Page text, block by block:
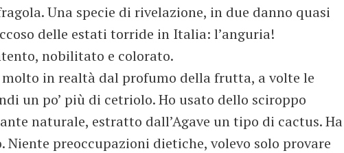
Una specie di rivelazione, in due danno quasi
delle estati torride in Italia: l’anguria!
nobilitato e colorato.
in realtà dal profumo della frutta, a volte le
un po’ più di cetriolo. Ho usato dello sciroppo
naturale, estratto dall’Agave un tipo di cactus. Ha
preoccupazioni dietiche, volevo solo provare